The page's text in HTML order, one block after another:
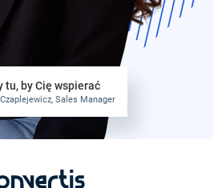
tu, by Cię wspierać
Sales Manager